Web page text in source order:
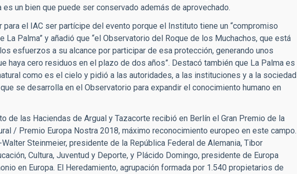
un bien que puede ser conservado además de aprovechado.
para el IAC ser partícipe del evento porque el Instituto tiene un “compromiso
Palma” y añadió que “el Observatorio del Roque de los Muchachos, que está
esfuerzos a su alcance por participar de esa protección, generando unos
haya cero residuos en el plazo de dos años”. Destacó también que La Palma es
como es el cielo y pidió a las autoridades, a las instituciones y a la sociedad
se desarrolla en el Observatorio para expandir el conocimiento humano en
de las Haciendas de Argual y Tazacorte recibió en Berlín el Gran Premio de la
/ Premio Europa Nostra 2018, máximo reconocimiento europeo en este campo.
Steinmeier, presidente de la República Federal de Alemania, Tibor
Cultura, Juventud y Deporte, y Plácido Domingo, presidente de Europa
en Europa. El Heredamiento, agrupación formada por 1.540 propietarios de